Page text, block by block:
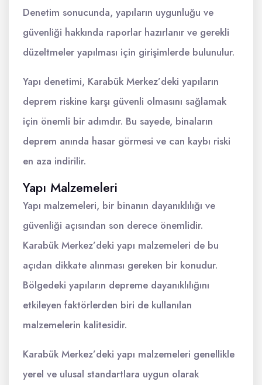
Denetim sonucunda, yapıların uygunluğu ve
güvenliği hakkında raporlar hazırlanır ve gerekli
düzeltmeler yapılması için girişimlerde bulunulur.
Yapı denetimi, Karabük Merkez’deki yapıların
deprem riskine karşı güvenli olmasını sağlamak
için önemli bir adımdır. Bu sayede, binaların
deprem anında hasar görmesi ve can kaybı riski
en aza indirilir.
Yapı Malzemeleri
Yapı malzemeleri, bir binanın dayanıklılığı ve
güvenliği açısından son derece önemlidir.
Karabük Merkez’deki yapı malzemeleri de bu
açıdan dikkate alınması gereken bir konudur.
Bölgedeki yapıların depreme dayanıklılığını
etkileyen faktörlerden biri de kullanılan
malzemelerin kalitesidir.
Karabük Merkez’deki yapı malzemeleri genellikle
yerel ve ulusal standartlara uygun olarak